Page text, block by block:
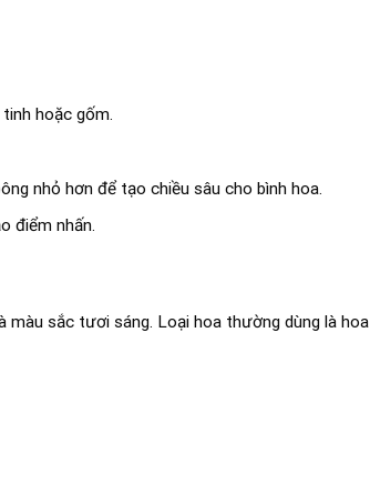
hoặc gốm.
nhỏ hơn để tạo chiều sâu cho bình hoa.
điểm nhấn.
sắc tươi sáng. Loại hoa thường dùng là